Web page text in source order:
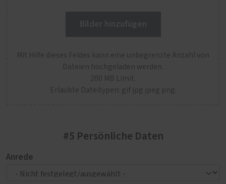
Mit Hilfe dieses Feldes kann eine unbegrenzte Anzahl von
Dateien hochgeladen werden.
200 MB Limit.
Erlaubte Dateitypen: gif jpg jpeg png.
#5 Persönliche Daten
Anrede